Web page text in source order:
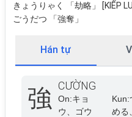
きょうりゃく 「劫略」 [KIẾP
ごうだつ 「強奪」
Hán tự
強 CƯỜNG
On:キョ
ウ、ゴウ
Kun:
める